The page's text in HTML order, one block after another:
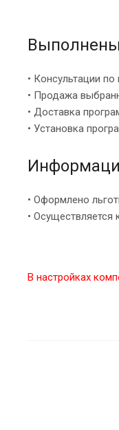
• Консультации
• Продажа
• Доставка
• Установка
• Оформлено
•
В настройках